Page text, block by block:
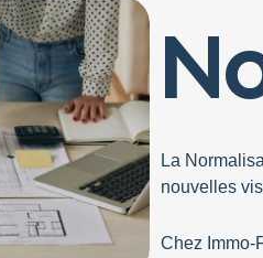
La
nouvelles
Chez Immo-